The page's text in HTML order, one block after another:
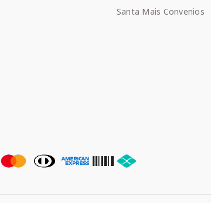
Santa Mais Convenios